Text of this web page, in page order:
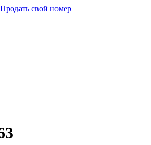
Продать свой номер